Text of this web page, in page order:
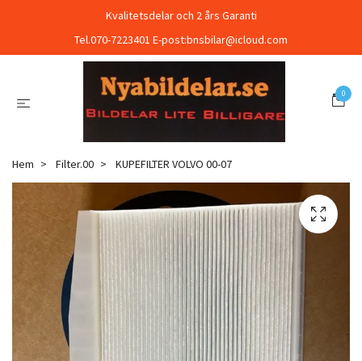
Kvalitetsdelar och 2 års Garanti
Tel.070-7223401 E-post:bnsbilar@icloud.com
0
Hem Filter.00 KUPEFILTER VOLVO 00-07